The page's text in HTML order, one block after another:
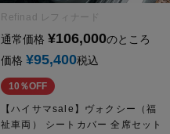
Refinad レフィナード
通常価格 ¥106,000のところ
価格 ¥95,400税込
10％OFF
【ハイサマsale】ヴォクシー（福
祉車両） シートカバー 全席セット